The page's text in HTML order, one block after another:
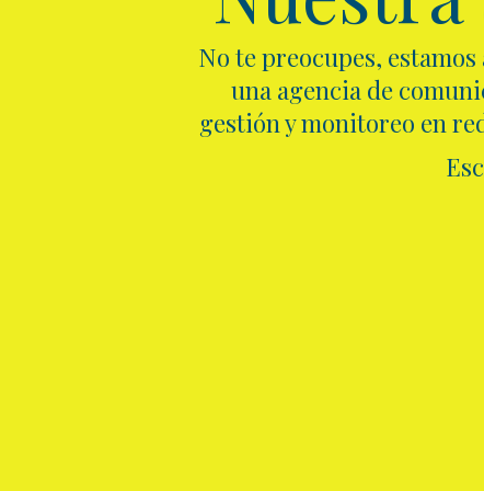
No te preocupes,
una agencia de
gestión y monitoreo en